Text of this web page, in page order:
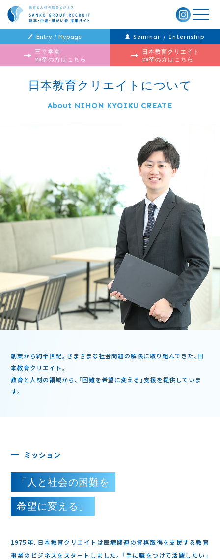
メ
ニ
ー
Entry / Mypage Seminar / Internship
三幸学園
28卒の方はこちら
日本教育クリエイト
28卒の方はこちら
日本教育クリエイトについて
About NIHON KYOIKU CREATE
創業から約半世紀。さまざまな社会問題の解決に取り組んできた、日
本教育クリエイト。
教育と人材の領域から、「困難を希望に変える」支援を提供していま
す。
ミッション
「人と社会の困難を
希望に変える」
1975年、日本教育クリエイトは医療関連の資格取得を支援する教育
事業のビジネスをスタートしました。「手に職をつけて活躍したい」